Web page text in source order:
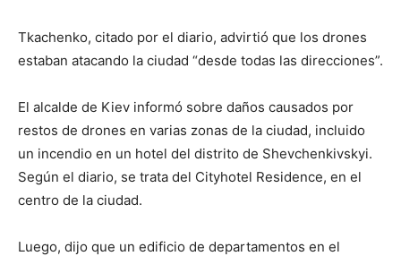
Tkachenko, citado por el diario, advirtió que los drones
estaban atacando la ciudad “desde todas las direcciones”.
El alcalde de Kiev informó sobre daños causados ​​por
restos de drones en varias zonas de la ciudad, incluido
un incendio en un hotel del distrito de Shevchenkivskyi.
Según el diario, se trata del Cityhotel Residence, en el
centro de la ciudad.
Luego, dijo que un edificio de departamentos en el